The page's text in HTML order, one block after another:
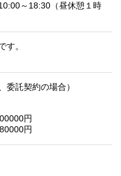
～18:30（昼休憩１時
す。
委託契約の場合）
円
円